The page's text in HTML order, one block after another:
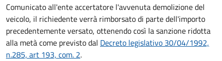
Comunicato all'ente accertatore l'avvenuta demolizione del
veicolo, il richiedente verrà rimborsato di parte dell'importo
precedentemente versato, ottenendo così la sanzione ridotta
alla metà come previsto dal Decreto legislativo 30/04/1992,
n.285, art 193, com. 2.